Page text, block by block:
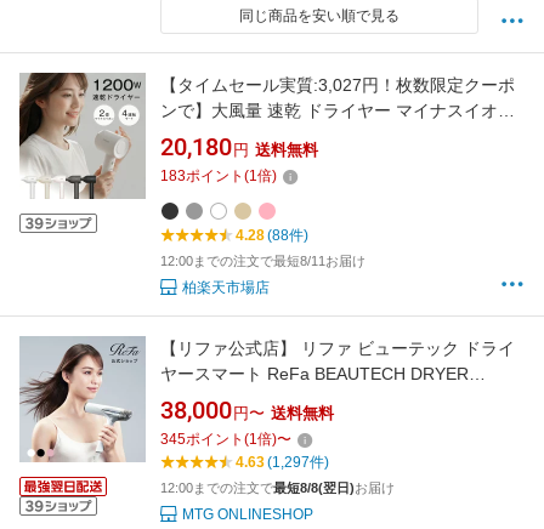
同じ商品を安い順で見る
【タイムセール実質:3,027円！枚数限定クーポ
ンで】大風量 速乾 ドライヤー マイナスイオン
大風量 軽量 軽い 短時間 冷風 温度調節 静電気
除去 低騒音 小型 旅行 速乾ドライヤー 高速ドラ
イヤー 髪質改善 旅行用 1200W 美容師
20,180 円 送料無料
183ポイント (1倍)
4.28(88件)
12:00までの注文で最短8/11お届け
柏楽天市場店
【リファ公式店】 リファ ビューテック ドライ
ヤースマート ReFa BEAUTECH DRYER
SMART リファ公式店 コンパクト 軽量 髪 温度
調整 速乾 IROIL2103 折りたたみ ヘアドライヤ
ー ギフト ヘアケア プレゼント ギフト 正規品
38,000 円〜 送料無料
345ポイント (1倍)〜
4.63(1,297件)
12:00までの注文で最短8/8(翌日)お届け
MTG ONLINESHOP